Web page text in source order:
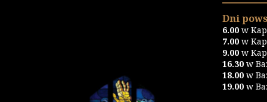
Dni
6.00 w
7.00 w
9.00 w
16.30w
18.00w
19.00w